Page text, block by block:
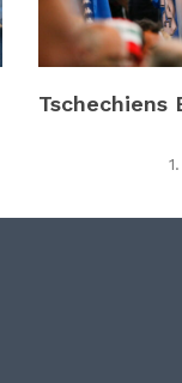
Tschechiens